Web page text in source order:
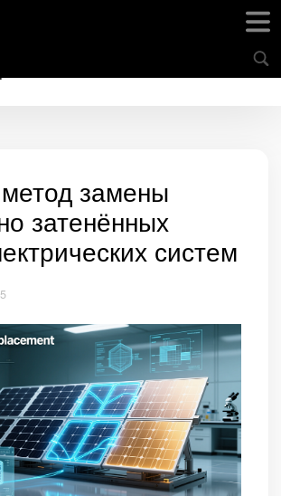
замены
затенённых
систем